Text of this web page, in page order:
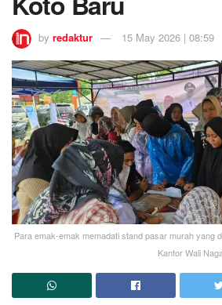
by redaktur 15 May 2026 | 08:59
Para emak-emak memadati stand pasar murah yang
Kantor Wali